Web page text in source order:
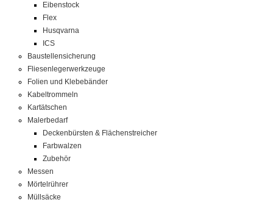
Eibenstock
Flex
Husqvarna
ICS
Baustellensicherung
Fliesenlegerwerkzeuge
Folien und Klebebänder
Kabeltrommeln
Kartätschen
Malerbedarf
Deckenbürsten & Flächenstreicher
Farbwalzen
Zubehör
Messen
Mörtelrührer
Müllsäcke